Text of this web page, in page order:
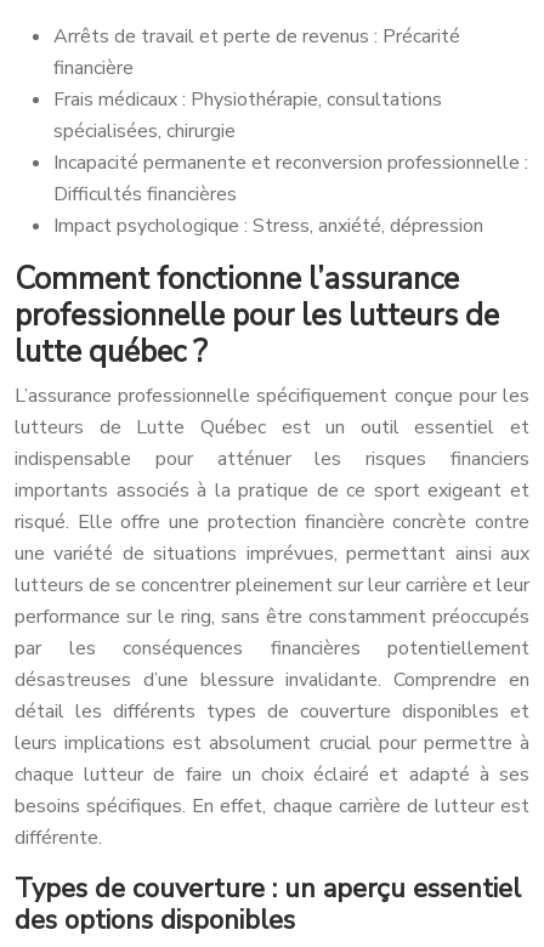
Arrêts de travail et perte de revenus : Précarité
financière
Frais médicaux : Physiothérapie, consultations
spécialisées, chirurgie
Incapacité permanente et reconversion professionnelle :
Difficultés financières
Impact psychologique : Stress, anxiété, dépression
Comment fonctionne l’assurance
professionnelle pour les lutteurs de
lutte québec ?
L’assurance professionnelle spécifiquement conçue pour les
lutteurs de Lutte Québec est un outil essentiel et
indispensable pour atténuer les risques financiers
importants associés à la pratique de ce sport exigeant et
risqué. Elle offre une protection financière concrète contre
une variété de situations imprévues, permettant ainsi aux
lutteurs de se concentrer pleinement sur leur carrière et leur
performance sur le ring, sans être constamment préoccupés
par les conséquences financières potentiellement
désastreuses d’une blessure invalidante. Comprendre en
détail les différents types de couverture disponibles et
leurs implications est absolument crucial pour permettre à
chaque lutteur de faire un choix éclairé et adapté à ses
besoins spécifiques. En effet, chaque carrière de lutteur est
différente.
Types de couverture : un aperçu essentiel
des options disponibles